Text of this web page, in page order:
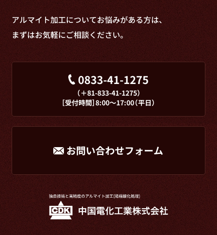
アルマイト加工についてお悩みがある方は、
まずはお気軽にご相談ください。
0833-41-1275
（＋81-833-41-1275）
［受付時間］8:00～17:00（平日）
お問い合わせフォーム